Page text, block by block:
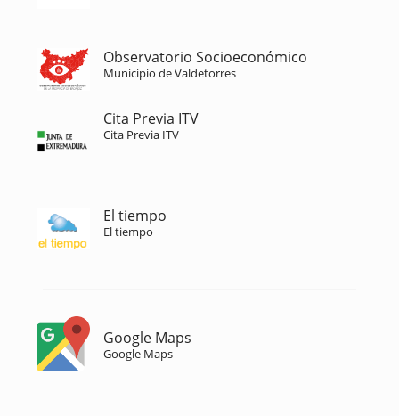
Observatorio Socioeconómico
Municipio de Valdetorres
Cita Previa ITV
Cita Previa ITV
El tiempo
El tiempo
Google Maps
Google Maps